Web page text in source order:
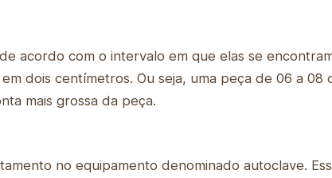
acordo com o intervalo em que elas se
dois centímetros. Ou seja, uma peça de 06 a
mais grossa da peça.
no equipamento denominado autoclave.